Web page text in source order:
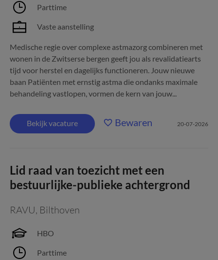
Parttime
Vaste aanstelling
Medische regie over complexe astmazorg combineren met
wonen in de Zwitserse bergen geeft jou als revalidatiearts
tijd voor herstel en dagelijks functioneren. Jouw nieuwe
baan Patiënten met ernstig astma die ondanks maximale
behandeling vastlopen, vormen de kern van jouw...
Bekijk vacature Bewaren 20-07-2026
Lid raad van toezicht met een
bestuurlijke-publieke achtergrond
RAVU, Bilthoven
HBO
Parttime